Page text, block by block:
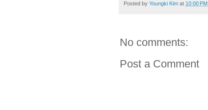
Posted by Youngki Kim at 10:00 PM
No comments:
Post a Comment